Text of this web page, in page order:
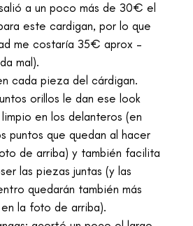
a un poco más de 30€ el
este cardigan, por lo que
me costaría 35€ aprox –
mal).
cada pieza del cárdigan.
orillos le dan ese look
en los delanteros (en
puntos que quedan al hacer
de arriba) y también facilita
las piezas juntas (y las
quedarán también más
en la foto de arriba).